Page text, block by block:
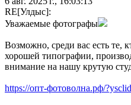
RE[Улдыс]:
Уважаемые фотографы
Возможно, среди вас есть те,
хорошей типографии,
внимание на нашу крутую
https://опт-фотоволна.рф/